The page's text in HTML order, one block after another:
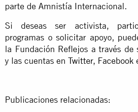
parte de Amnistía Internacional.
Si deseas ser activista,
programas o solicitar apoyo,
la Fundación Reflejos a través de
y las cuentas en Twitter, Facebook
Publicaciones relacionadas: